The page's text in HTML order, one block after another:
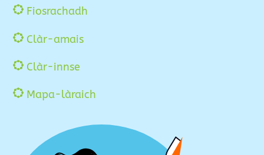
Fiosrachadh
Clàr-amais
Clàr-innse
Mapa-làraich